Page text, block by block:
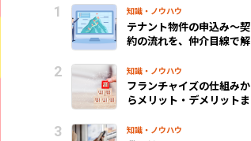
知識・ノウハウ
テナント物件の申込み～契
約の流れを、仲介目線で解
知識・ノウハウ
フランチャイズの仕組みか
らメリット・デメリットま
知識・ノウハウ